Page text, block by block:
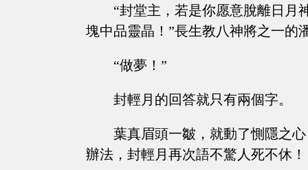
“封堂主，若是你愿意脫離日月
塊中品靈晶！”長生教八神將之一的
“做夢！”
封輕月的回答就只有兩個字。
葉真眉頭一皺，就動了惻隱之
辦法，封輕月再次語不驚人死不休！